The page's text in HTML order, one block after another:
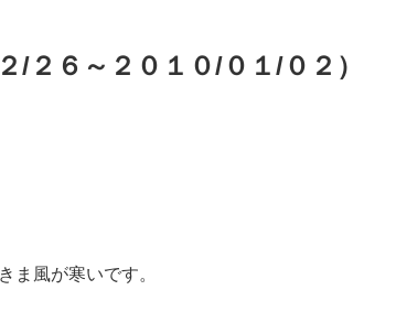
２６～２０１０/０１/０２）
ま風が寒いです。